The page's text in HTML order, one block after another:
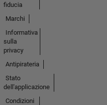
fiducia
Marchi
Informativa
sulla
privacy
Antipirateria
Stato
dell'applicazione
Condizioni